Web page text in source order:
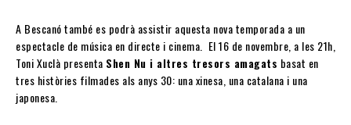
A Bescanó també es podrà assistir aquesta nova temporada a un
espectacle de música en directe i cinema. El 16 de novembre, a les 21h,
Toni Xuclà presenta Shen Nu i altres tresors amagats basat en
tres històries filmades als anys 30: una xinesa, una catalana i una
japonesa.